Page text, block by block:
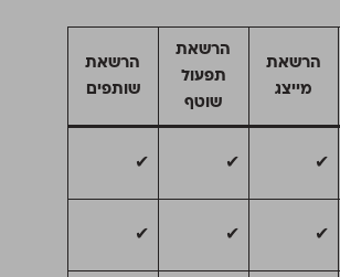
הרשאת
מייצג
הרשאת
תפעול
שוטף
הרשאת
שותפים
✔
✔
✔
✔
✔
✔